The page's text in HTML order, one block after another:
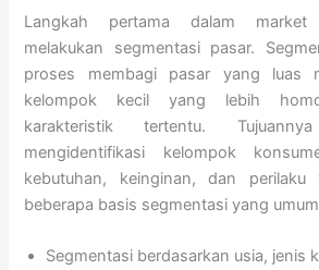
Langkah pertama dalam market
melakukan segmentasi pasar.
proses membagi pasar yang luas
kelompok kecil yang lebih
karakteristik tertentu.
mengidentifikasi kelompok
kebutuhan, keinginan, dan perilaku
beberapa basis segmentasi yang
Segmentasi berdasarkan usia, jenis